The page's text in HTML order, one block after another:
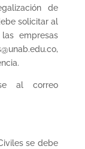
de
solicitar al
empresas
al correo
se debe